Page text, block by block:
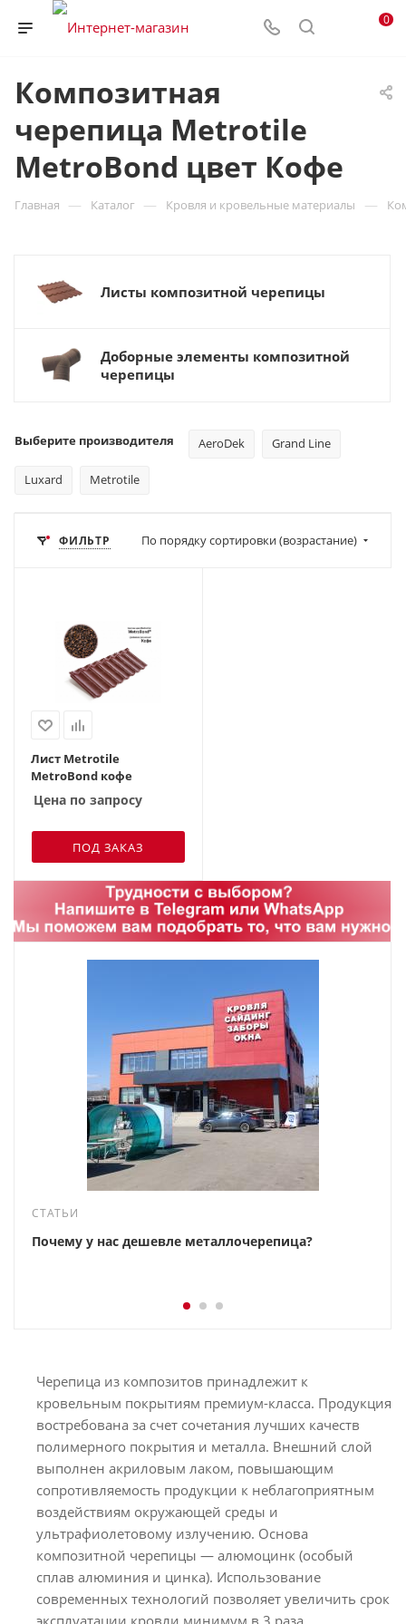
0
Композитная
черепица Metrotile
MetroBond цвет Кофе
Главная — Каталог — Кровля и кровельные материалы —
Листы композитной черепицы
Доборные элементы композитной
черепицы
Выберите производителя AeroDek Grand Line
Luxard Metrotile
ФИЛЬТР По порядку сортировки (возрастание)
Лист Metrotile
MetroBond кофе
Цена по запросу
ПОД ЗАКАЗ
СТАТЬИ
Почему у нас дешевле металлочерепица?
Черепица из композитов принадлежит к
кровельным покрытиям премиум-класса. Продукция
востребована за счет сочетания лучших качеств
полимерного покрытия и металла. Внешний слой
выполнен акриловым лаком, повышающим
сопротивляемость продукции к неблагоприятным
воздействиям окружающей среды и
ультрафиолетовому излучению. Основа
композитной черепицы — алюмоцинк (особый
сплав алюминия и цинка). Использование
современных технологий позволяет увеличить срок
эксплуатации кровли минимум в 3 раза.